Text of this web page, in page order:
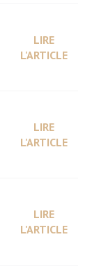
LIRE
L'ARTICLE
LIRE
L'ARTICLE
LIRE
L'ARTICLE